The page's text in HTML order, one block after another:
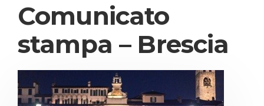
Comunicato
stampa – Brescia